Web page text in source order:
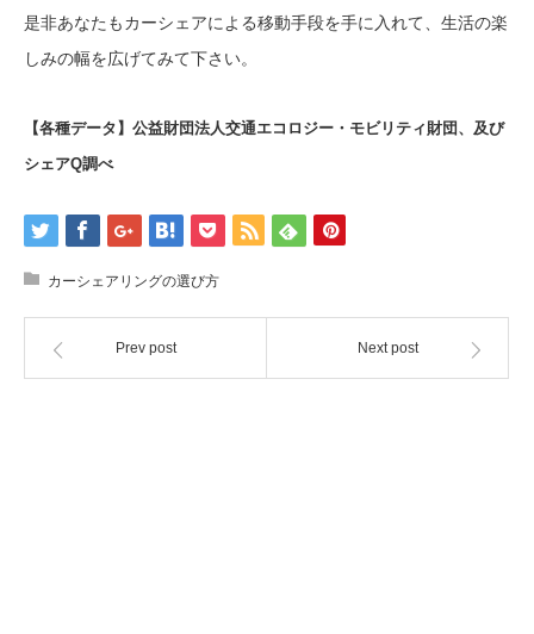
是非あなたもカーシェアによる移動手段を手に入れて、生活の楽
しみの幅を広げてみて下さい。
【各種データ】公益財団法人交通エコロジー・モビリティ財団、及び
シェアQ調べ
カーシェアリングの選び方
Prev post Next post